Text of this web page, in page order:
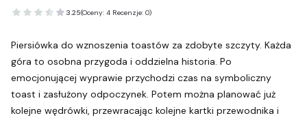
3.25(Oceny: 4 Recenzje: 0)
Piersiówka do wznoszenia toastów za zdobyte szczyty. Każda
góra to osobna przygoda i oddzielna historia. Po
emocjonującej wyprawie przychodzi czas na symboliczny
toast i zasłużony odpoczynek. Potem można planować już
kolejne wędrówki, przewracając kolejne kartki przewodnika i